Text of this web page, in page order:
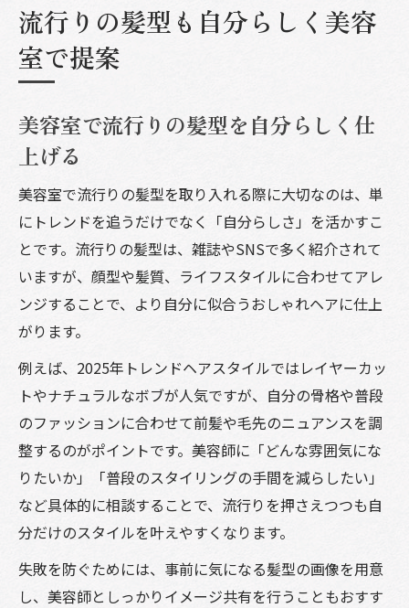
流行りの髪型も自分らしく美容
室で提案
美容室で流行りの髪型を自分らしく仕
上げる
美容室で流行りの髪型を取り入れる際に大切なのは、単
にトレンドを追うだけでなく「自分らしさ」を活かすこ
とです。流行りの髪型は、雑誌やSNSで多く紹介されて
いますが、顔型や髪質、ライフスタイルに合わせてアレ
ンジすることで、より自分に似合うおしゃれヘアに仕上
がります。
例えば、2025年トレンドヘアスタイルではレイヤーカッ
トやナチュラルなボブが人気ですが、自分の骨格や普段
のファッションに合わせて前髪や毛先のニュアンスを調
整するのがポイントです。美容師に「どんな雰囲気にな
りたいか」「普段のスタイリングの手間を減らしたい」
など具体的に相談することで、流行りを押さえつつも自
分だけのスタイルを叶えやすくなります。
失敗を防ぐためには、事前に気になる髪型の画像を用意
し、美容師としっかりイメージ共有を行うこともおすす